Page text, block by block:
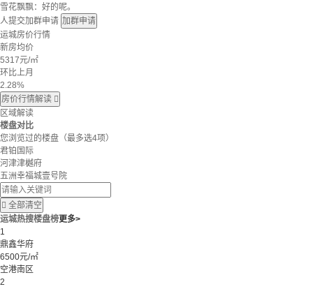
雪花飘飘：好的呢。
人提交加群申请 加群申请
运城房价行情
新房均价
5317元/㎡
环比上月
2.28%
房价行情解读 
区域解读
楼盘对比
您浏览过的楼盘 （最多选4项）
君铂国际
河津津樾府
五洲幸福城壹号院
 全部清空
运城热搜楼盘榜更多>
1
鼎鑫华府
6500元/㎡
空港南区
2